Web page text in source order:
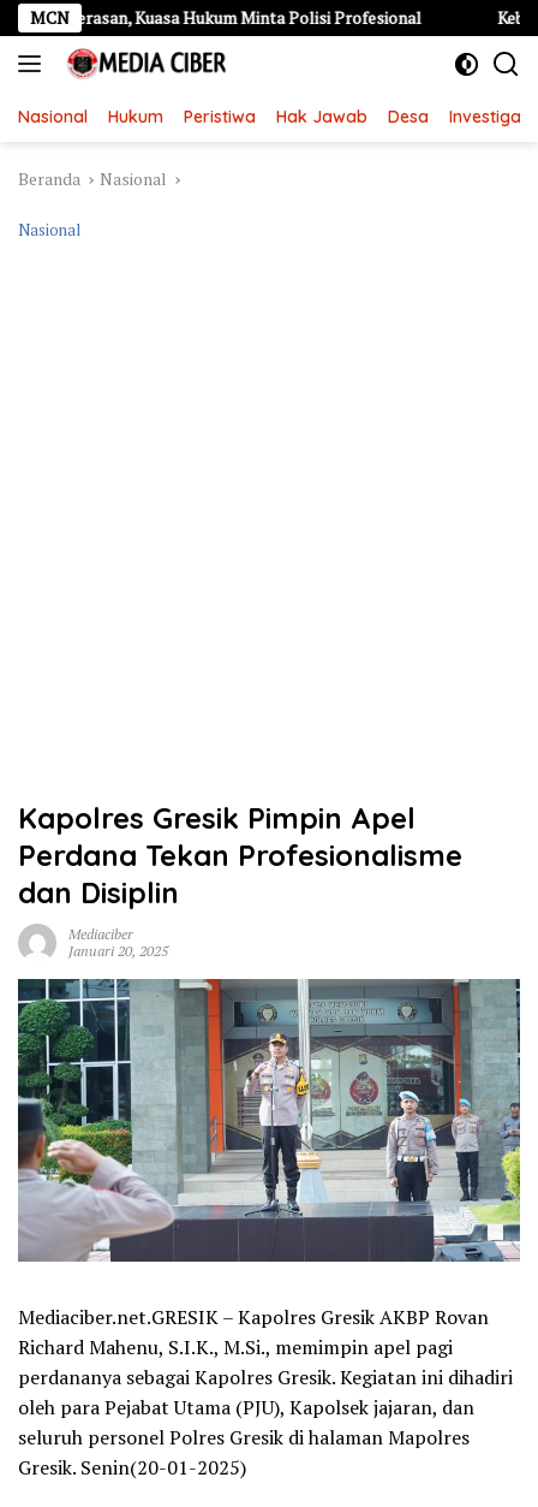
Langsung
ke
konten
MCNKuasa Hukum Minta Polisi Profesional Kebakaran
Nasional Hukum Peristiwa Hak Jawab Desa Investigasi
Beranda Nasional
Nasional
Kapolres Gresik Pimpin Apel
Perdana Tekan Profesionalisme
dan Disiplin
Mediaciber
Januari 20, 2025
Mediaciber.net.GRESIK – Kapolres Gresik AKBP Rovan
Richard Mahenu, S.I.K., M.Si., memimpin apel pagi
perdananya sebagai Kapolres Gresik. Kegiatan ini dihadiri
oleh para Pejabat Utama (PJU), Kapolsek jajaran, dan
seluruh personel Polres Gresik di halaman Mapolres
Gresik. Senin(20-01-2025)